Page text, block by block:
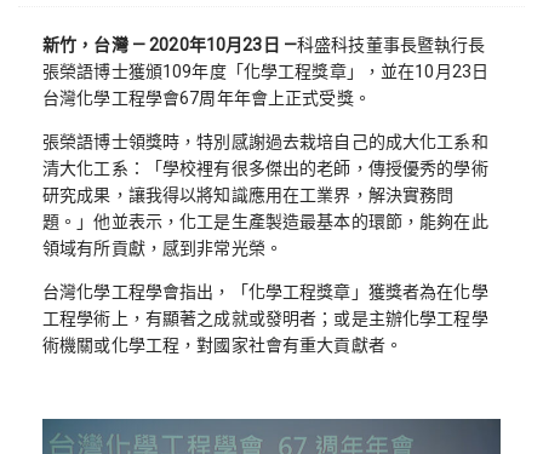
新竹，台灣 — 2020年10月23日 —科盛科技董事長暨執行長
張榮語博士獲頒109年度「化學工程獎章」，並在10月23日
台灣化學工程學會67周年年會上正式受獎。
張榮語博士領獎時，特別感謝過去栽培自己的成大化工系和
清大化工系：「學校裡有很多傑出的老師，傳授優秀的學術
研究成果，讓我得以將知識應用在工業界，解決實務問
題。」他並表示，化工是生產製造最基本的環節，能夠在此
領域有所貢獻，感到非常光榮。
台灣化學工程學會指出，「化學工程獎章」獲獎者為在化學
工程學術上，有顯著之成就或發明者；或是主辦化學工程學
術機關或化學工程，對國家社會有重大貢獻者。